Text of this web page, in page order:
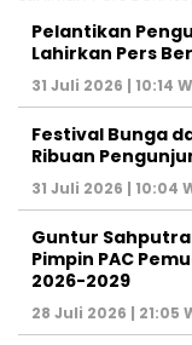
Pelantikan
Lahirkan Pers
31 Juli 2026 | 10:14
Festival Bunga
Ribuan
31 Juli 2026 | 10:04
Guntur
Pimpin PAC
2026-2029
28 Juli 2026 | 21:05